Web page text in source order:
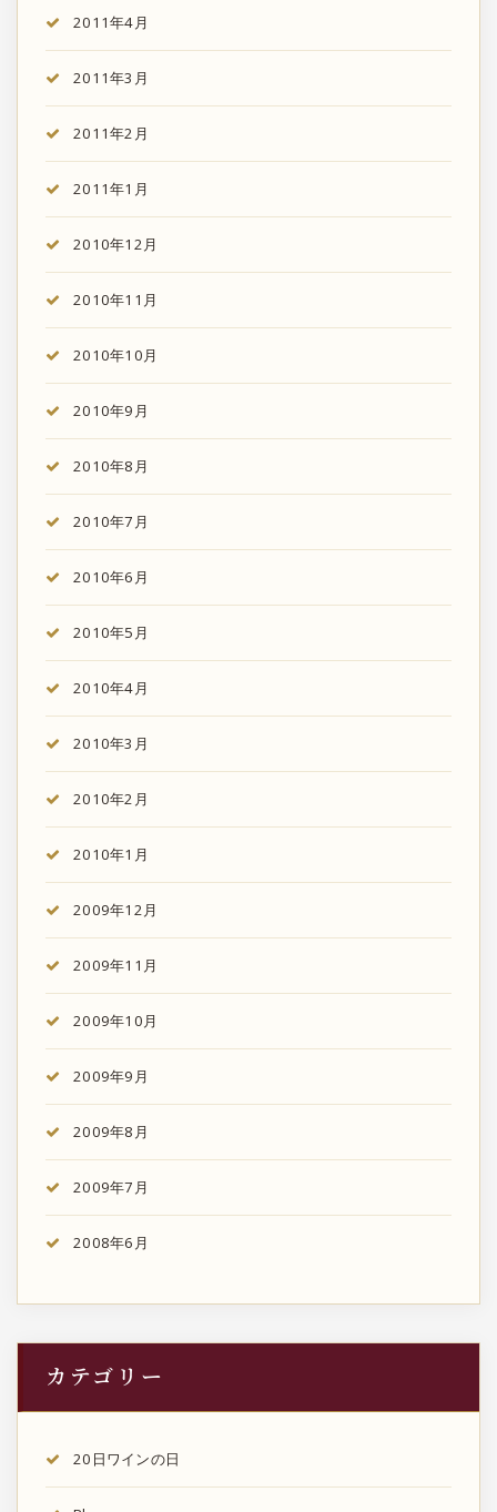
2011年4月
2011年3月
2011年2月
2011年1月
2010年12月
2010年11月
2010年10月
2010年9月
2010年8月
2010年7月
2010年6月
2010年5月
2010年4月
2010年3月
2010年2月
2010年1月
2009年12月
2009年11月
2009年10月
2009年9月
2009年8月
2009年7月
2008年6月
カテゴリー
20日ワインの日